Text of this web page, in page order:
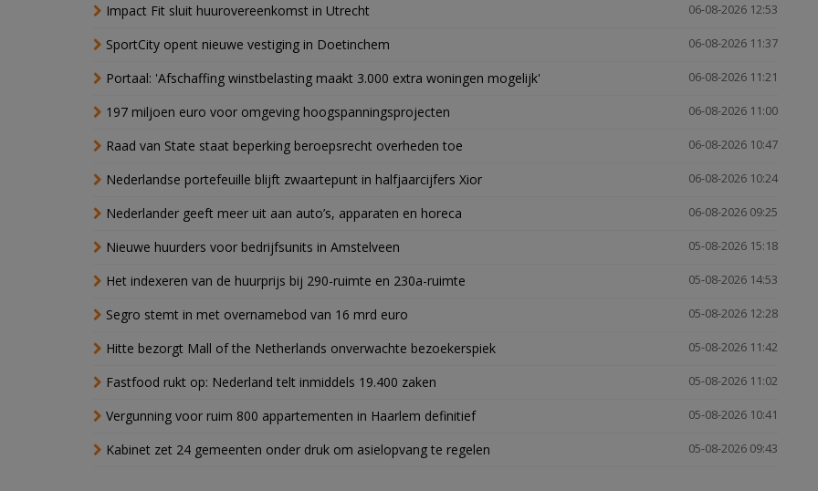
06-08-2026 12:53
Impact Fit sluit huurovereenkomst in Utrecht
06-08-2026 11:37
SportCity opent nieuwe vestiging in Doetinchem
06-08-2026 11:21
Portaal: 'Afschaffing winstbelasting maakt 3.000 extra woningen mogelijk'
06-08-2026 11:00
197 miljoen euro voor omgeving hoogspanningsprojecten
06-08-2026 10:47
Raad van State staat beperking beroepsrecht overheden toe
06-08-2026 10:24
Nederlandse portefeuille blijft zwaartepunt in halfjaarcijfers Xior
06-08-2026 09:25
Nederlander geeft meer uit aan auto’s, apparaten en horeca
05-08-2026 15:18
Nieuwe huurders voor bedrijfsunits in Amstelveen
05-08-2026 14:53
Het indexeren van de huurprijs bij 290-ruimte en 230a-ruimte
05-08-2026 12:28
Segro stemt in met overnamebod van 16 mrd euro
05-08-2026 11:42
Hitte bezorgt Mall of the Netherlands onverwachte bezoekerspiek
05-08-2026 11:02
Fastfood rukt op: Nederland telt inmiddels 19.400 zaken
05-08-2026 10:41
Vergunning voor ruim 800 appartementen in Haarlem definitief
05-08-2026 09:43
Kabinet zet 24 gemeenten onder druk om asielopvang te regelen